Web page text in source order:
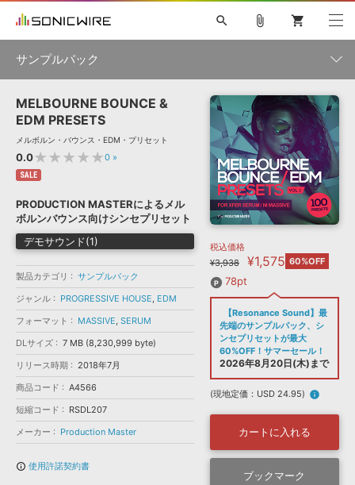
ソフト音源 »
プラグイン・エフェクト »
サンプルパック »
ソフトウェア／ツール »
DAW »
効果音 »
BGM »
キャンペーン »
特集 »
ニュースレター »
SONICWIREブログ »
製品サポート情報 »
DTMガイド »
FAQ »
お問い合わせ »
音楽カード
楽曲配信流通サービス
無償のサウンド管理ソフト
次世代型 ボーカル・エディタ
APS 映像のBGM・セリフを音声分離
search
初音ミク NT 鏡音リン・レン V4X 巡音ルカ V4X
MEIKO V3
KAITO V3
VOCALOID TOONTRACK
SPITFIRE AUDIO
VIENNA
EZ DRUMMER 3
ライセンスフリーBGM
ボーカル抜き出し
DUBSTEP
MUTANT
ROUTER.FM
SONOCA
ソフト音源 プラグイン・エフェクト
ソフトウェア／ツール 効果音
attach_file shopping_cart
サンプルパック
製品一覧
ジャンル
フォーマット
ランキング
MELBOURNE BOUNCE &
EDM PRESETS
メルボルン・バウンス・EDM・プリセット
0.0★★★★★0 »
SALE
PRODUCTION MASTERによるメル
ボルンバウンス向けシンセプリセット
デモサウンド(1)
製品カテゴリ
サンプルパック
ジャンル
PROGRESSIVE HOUSE, EDM
フォーマット
MASSIVE, SERUM
DLサイズ
7 MB (8,230,999 byte)
リリース時期
2018年7月
商品コード
A4566
短縮コード
RSDL207
メーカー
Production Master
info_outline 使用許諾契約書
税込価格
¥3,938
¥1,575 60%OFF
78pt
【Resonance Sound】最
先端のサンプルパック、シ
ンセプリセットが最大
60%OFF！サマーセール！
2026年8月20日(木)まで
(現地定価：USD 24.95) info
カートに入れる
ブックマーク